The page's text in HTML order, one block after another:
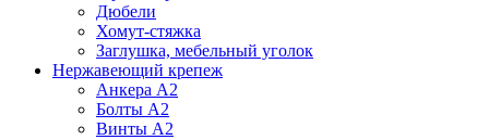
Дюбели
Хомут-стяжка
Заглушка, мебельный уголок
Нержавеющий крепеж
Анкера А2
Болты А2
Винты А2